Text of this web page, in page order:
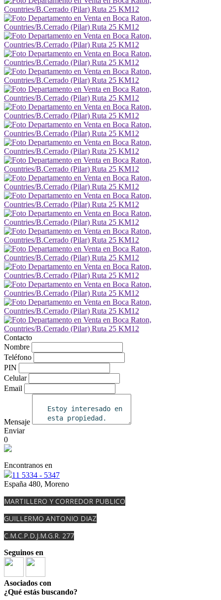
Contacto
Nombre
Teléfono
PIN
Celular
Email
Mensaje
Enviar
0
Encontranos en
11 5334 - 5347
España 480, Moreno
MARTILLERO Y CORREDOR PUBLICO
GUILLERMO ANTONIO DIAZ
C.M.C.P.D.J.M.G.R. 277
Seguinos en
Asociados con
¿Qué estás buscando?